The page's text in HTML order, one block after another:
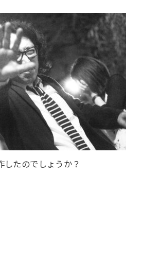
したのでしょうか？